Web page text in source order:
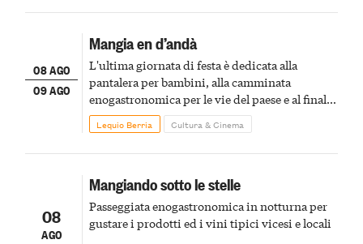
08 AGO
09 AGO
Mangia en d’andà
L'ultima giornata di festa è dedicata alla
pantalera per bambini, alla camminata
enogastronomica per le vie del paese e al finale
pirotecnico
Lequio Berria Cultura & Cinema
08
AGO
Mangiando sotto le stelle
Passeggiata enogastronomica in notturna per
gustare i prodotti ed i vini tipici vicesi e locali